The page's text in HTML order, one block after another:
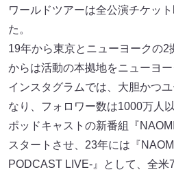
ワールドツアーは全公演チケッ
た。
19年から東京とニューヨークの2
からは活動の本拠地をニューヨー
インスタグラムでは、大胆かつ
なり、フォロワー数は1000万人以
ポッドキャストの新番組『
スタートさせ、23年には『
PODCAST LIVE-』として、全米